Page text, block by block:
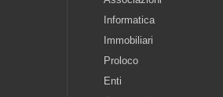
Informatica
Immobiliari
Proloco
Enti